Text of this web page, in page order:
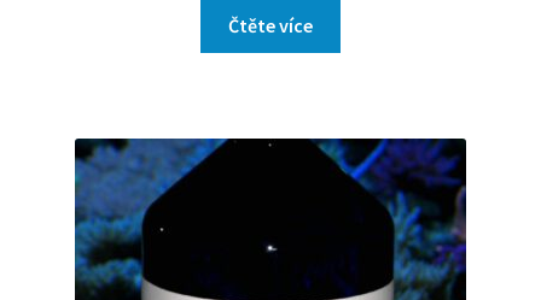
Čtěte více